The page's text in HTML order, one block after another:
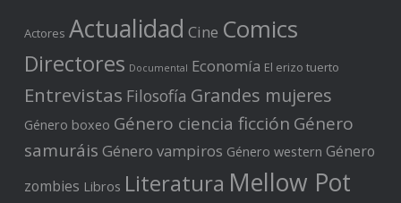
Actores Actualidad Cine Comics
Directores Documental Economía El erizo tuerto
Entrevistas Filosofía Grandes mujeres
Género boxeo Género ciencia ficción Género
samuráis Género vampiros Género western Género
zombies Libros Literatura Mellow Pot